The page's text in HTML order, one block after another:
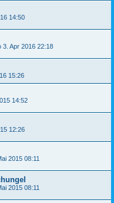
14:50
3. Apr 2016 22:18
15:26
14:52
12:26
2015 08:11
2015 08:11